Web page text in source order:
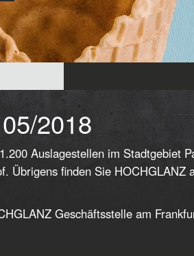
2018
Auslagestellen im Stadtgebiet
Übrigens finden Sie
Geschäftsstelle am